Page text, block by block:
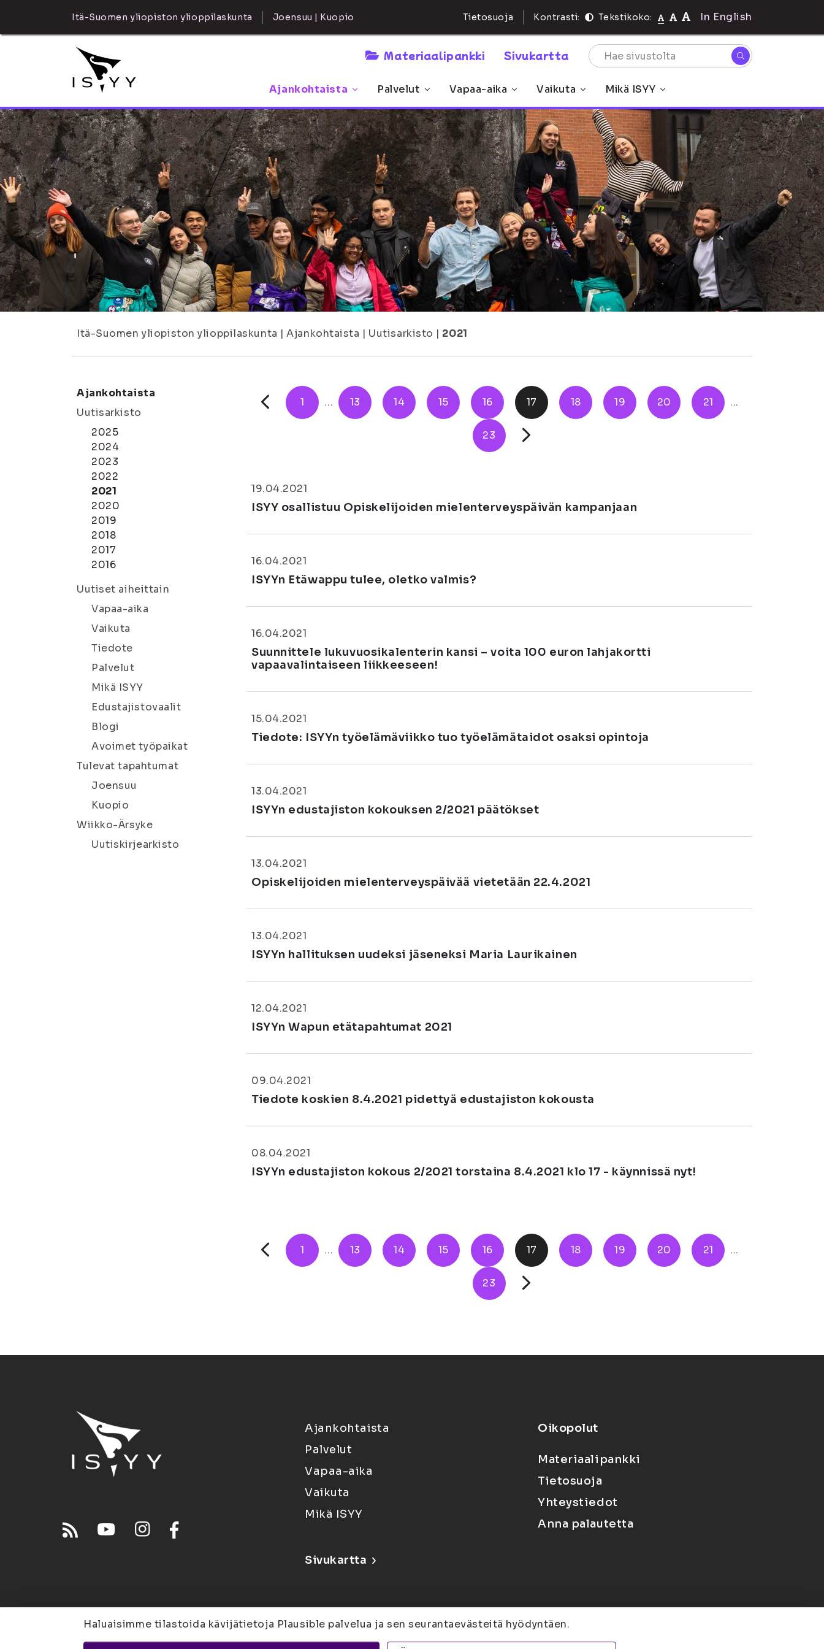
Itä-Suomen yliopiston ylioppilaskunta Joensuu | Kuopio Tietosuoja Kontrasti: Tekstikoko: In English
Materiaalipankki Sivukartta
Ajankohtaista Palvelut Vapaa-aika Vaikuta Mikä ISYY
Itä-Suomen yliopiston ylioppilaskunta | Ajankohtaista | Uutisarkisto | 2021
Ajankohtaista
Uutisarkisto
2025
2024
2023
2022
2021
2020
2019
2018
2017
2016
Uutiset aiheittain
Vapaa-aika
Vaikuta
Tiedote
Palvelut
Mikä ISYY
Edustajistovaalit
Blogi
Avoimet työpaikat
Tulevat tapahtumat
Joensuu
Kuopio
Wiikko-Ärsyke
Uutiskirjearkisto
1 ... 13 14 15 16 17 18 19 20 21 ...
23
19.04.2021
ISYY osallistuu Opiskelijoiden mielenterveyspäivän kampanjaan
16.04.2021
ISYYn Etäwappu tulee, oletko valmis?
16.04.2021
Suunnittele lukuvuosikalenterin kansi – voita 100 euron lahjakortti
vapaavalintaiseen liikkeeseen!
15.04.2021
Tiedote: ISYYn työelämäviikko tuo työelämätaidot osaksi opintoja
13.04.2021
ISYYn edustajiston kokouksen 2/2021 päätökset
13.04.2021
Opiskelijoiden mielenterveyspäivää vietetään 22.4.2021
13.04.2021
ISYYn hallituksen uudeksi jäseneksi Maria Laurikainen
12.04.2021
ISYYn Wapun etätapahtumat 2021
09.04.2021
Tiedote koskien 8.4.2021 pidettyä edustajiston kokousta
08.04.2021
ISYYn edustajiston kokous 2/2021 torstaina 8.4.2021 klo 17 - käynnissä nyt!
1 ... 13 14 15 16 17 18 19 20 21 ...
23
Ajankohtaista
Palvelut
Vapaa-aika
Vaikuta
Mikä ISYY
Sivukartta
Oikopolut
Materiaalipankki
Tietosuoja
Yhteystiedot
Anna palautetta
Haluaisimme tilastoida kävijätietoja Plausible palvelua ja sen seurantaevästeitä hyödyntäen.